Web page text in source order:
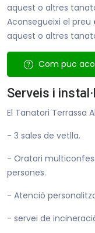
aquest o altres
Aconsegueixi el preu
aquest o altres
Com puc
Serveis i
El Tanatori Terrassa
- 3 sales de vetlla.
- Oratori
persones.
- Atenció
- servei de